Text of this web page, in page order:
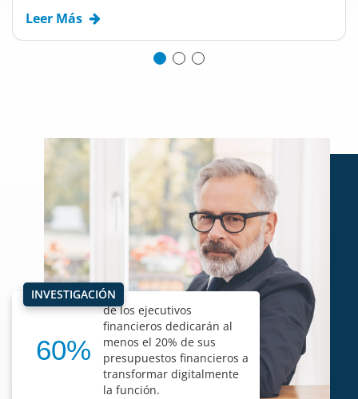
Leer Más
60%
INVESTIGACIÓN
de los ejecutivos
financieros dedicarán al
menos el 20% de sus
presupuestos financieros a
transformar digitalmente
la función.